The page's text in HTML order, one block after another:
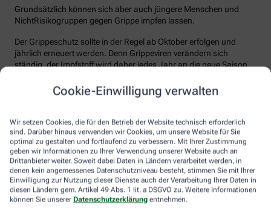
Cookie-Einwilligung verwalten
Wir setzen Cookies, die für den Betrieb der Website technisch erforderlich
sind. Darüber hinaus verwenden wir Cookies, um unsere Website für Sie
optimal zu gestalten und fortlaufend zu verbessern. Mit Ihrer Zustimmung
geben wir Informationen zu Ihrer Verwendung unserer Website auch an
Drittanbieter weiter. Soweit dabei Daten in Ländern verarbeitet werden, in
denen kein angemessenes Datenschutzniveau besteht, stimmen Sie mit Ihrer
Einwilligung zur Nutzung dieser Dienste auch der Verarbeitung Ihrer Daten in
diesen Ländern gem. Artikel 49 Abs. 1 lit. a DSGVO zu. Weitere Informationen
können Sie unserer Datenschutzerklärung entnehmen.
Grundsätzlich können sich aber auch jüngere Menschen und
NichtRisikogruppen gegen Grippe impfen lassen.
Der Grippeschutz sollte in der Regel ab Oktober erfolgen und
jährlich erneuert werden. Denn Grippeviren verändern sich
ständig, der Impfstoff wird daher jedes Jahr an die neue Saison
der Körper einen ausreichenden Schutz vor einer Ansteckung
aufgebaut hat. Auch eine spätere Impfung zu Beginn des Jahres
Wie sicher ist der Impfstoff?
Jeder Grippeimpfstoff, der in Deutschland verwendet wird, muss
ein streng reguliertes Zulassungsverfahren durchlaufen. Hierbei
muss die Qualität, Wirksamkeit und Verträglichkeit in
wissenschaftlichen Studien nachgewiesen werden. Die Freigabe
erfolgt nach weiteren Prüfungen schließlich durch das Paul-